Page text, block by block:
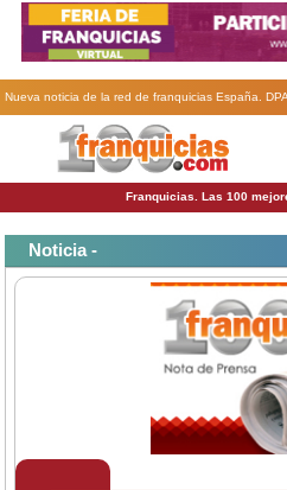
Nueva noticia de la red de franquicias España.
Franquicias. Las 100
Noticia -